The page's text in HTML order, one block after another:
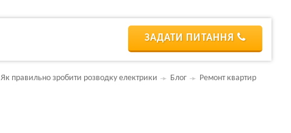
ЗАДАТИ ПИТАННЯ
Ремонт квартир
Блог
Як правильно зробити розводку електрики